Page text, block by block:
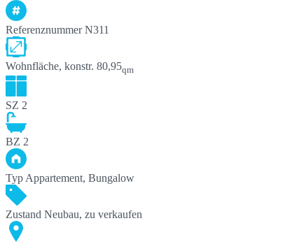
Referenznummer N311
Wohnfläche, konstr. 80,95qm
SZ 2
BZ 2
Typ Appartement, Bungalow
Zustand Neubau, zu verkaufen